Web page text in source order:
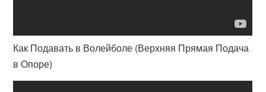
Как Подавать в Волейболе (Верхняя Прямая Подача
в Опоре)